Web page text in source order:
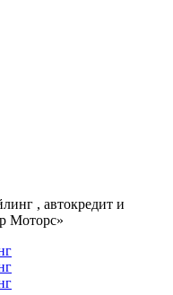
, автокредит и
Моторс»